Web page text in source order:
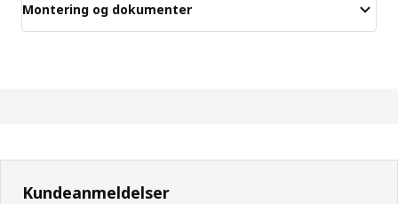
Montering og dokumenter
Kundeanmeldelser